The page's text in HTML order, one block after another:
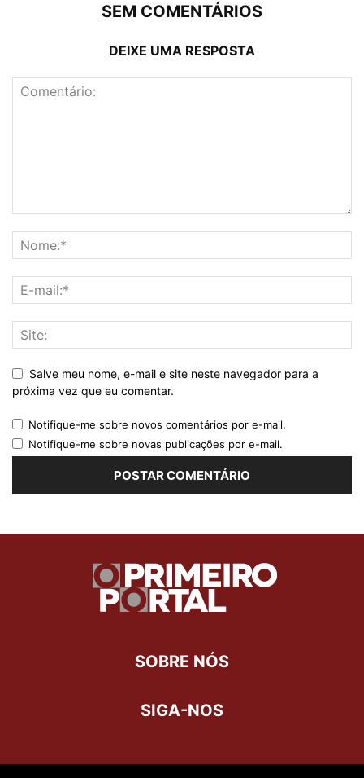
SEM COMENTÁRIOS
DEIXE UMA RESPOSTA
Salve meu nome, e-mail e site neste navegador para a
próxima vez que eu comentar.
Notifique-me sobre novos comentários por e-mail.
Notifique-me sobre novas publicações por e-mail.
SOBRE NÓS
SIGA-NOS